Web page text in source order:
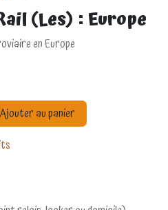
(Les) : Europe
en Europe
Ajouter au panier